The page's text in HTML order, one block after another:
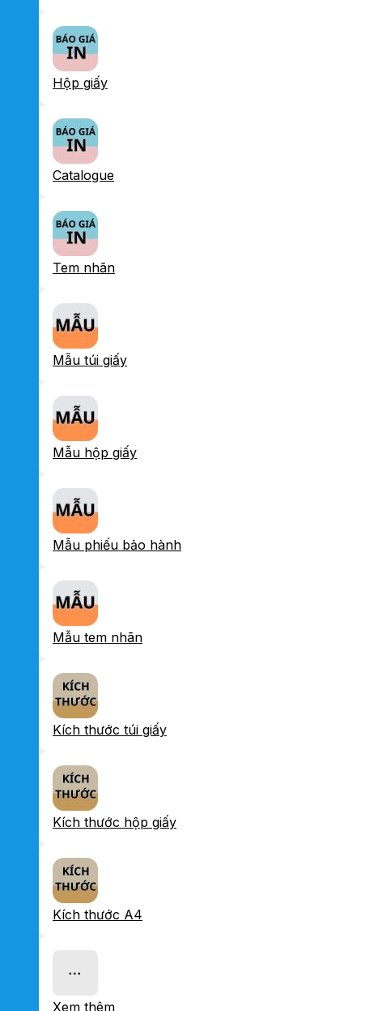
Hộp giấy
Catalogue
Tem nhãn
Mẫu túi giấy
Mẫu hộp giấy
Mẫu phiếu bảo hành
Mẫu tem nhãn
Kích thước túi giấy
Kích thước hộp giấy
Kích thước A4
Xem thêm